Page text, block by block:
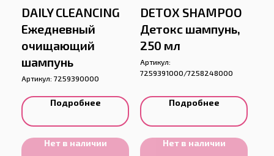
DAILY CLEANCING
Ежедневный
очищающий
шампунь
Артикул: 7259390000
Подробнее
Нет в наличии
DETOX SHAMPOO
Детокс шампунь,
250 мл
Артикул:
7259391000/7258248000
Подробнее
Нет в наличии